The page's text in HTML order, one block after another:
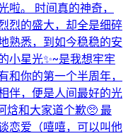
。 时间真的神奇，
烈的盛大，却全是细碎
熟悉，到如今稳稳的安
小星光✨~是我想牢牢
你的第一个半周年，
伴，便是人间最好的光
焓和大家道个歉🥺 最
恋爱（嘻嘻，可以叫他